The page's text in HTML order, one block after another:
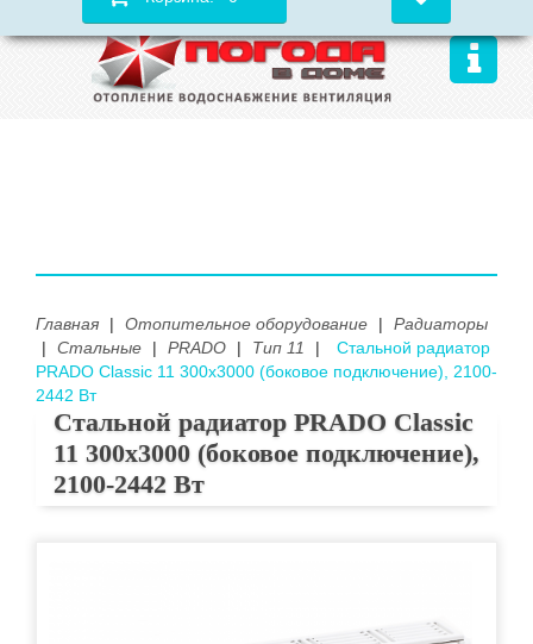
Главная | Отопительное оборудование |
Радиаторы
|
Стальные | PRADO | Тип 11 |
Стальной радиатор
PRADO Classic 11 300х3000 (боковое подключение), 2100-
2442 Вт
Стальной радиатор PRADO Classic
11 300х3000 (боковое подключение),
2100-2442 Вт